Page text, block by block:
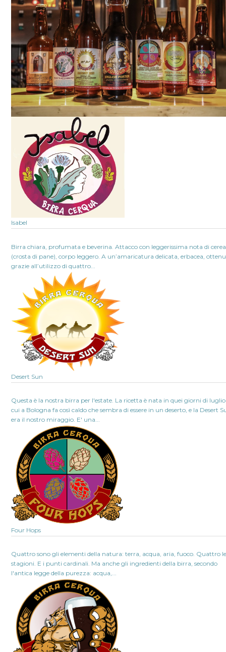
Isabel
Birra chiara, profumata e beverina. Attacco con leggerissima nota di
(crosta di pane), corpo leggero. A un’amaricatura delicata, erbacea,
grazie all’utilizzo di quattro...
Desert Sun
Questa è la nostra birra per l'estate. La ricetta è nata in quei giorni di
cui a Bologna fa così caldo che sembra di essere in un deserto, e la Desert
era il nostro miraggio. E' una...
Four Hops
Quattro sono gli elementi della natura: terra, acqua, aria, fuoco. Quattro
stagioni. E i punti cardinali. Ma anche gli ingredienti della birra, secondo
l'antica legge della purezza: acqua,...